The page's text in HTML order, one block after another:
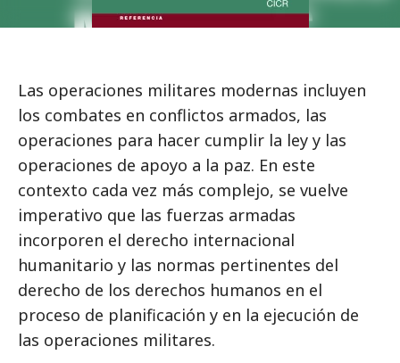
Las operaciones militares modernas incluyen
los combates en conflictos armados, las
operaciones para hacer cumplir la ley y las
operaciones de apoyo a la paz. En este
contexto cada vez más complejo, se vuelve
imperativo que las fuerzas armadas
incorporen el derecho internacional
humanitario y las normas pertinentes del
derecho de los derechos humanos en el
proceso de planificación y en la ejecución de
las operaciones militares.